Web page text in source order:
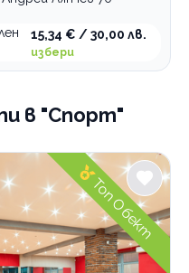
15,34 € / 30,00 лв.
избери
в "Спорт"
Топ Обект